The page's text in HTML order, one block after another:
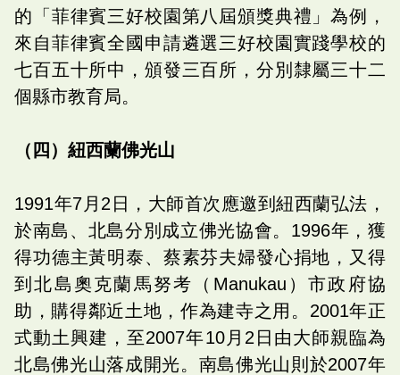
的「菲律賓三好校園第八屆頒獎典禮」為例，
來自菲律賓全國申請遴選三好校園實踐學校的
七百五十所中，頒發三百所，分別隸屬三十二
個縣市教育局。
（四）紐西蘭佛光山
1991年7月2日，大師首次應邀到紐西蘭弘法，
於南島、北島分別成立佛光協會。1996年，獲
得功德主黃明泰、蔡素芬夫婦發心捐地，又得
到北島奧克蘭馬努考（Manukau）市政府協
助，購得鄰近土地，作為建寺之用。2001年正
式動土興建，至2007年10月2日由大師親臨為
北島佛光山落成開光。南島佛光山則於2007年